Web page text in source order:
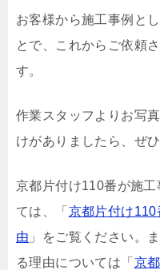
お客様から施工事例と
とで、これからご依頼
す。
作業スタッフよりお写
けがありましたら、ぜ
京都片付け110番が施
ては、「 京都片付け
由 」をご覧ください。
る理由については「 京